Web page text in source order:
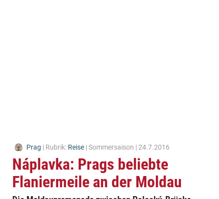
Prag | Rubrik: Reise | Sommersaison | 24.7.2016
Náplavka: Prags beliebte
Flaniermeile an der Moldau